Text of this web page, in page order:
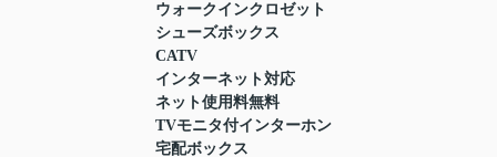
ウォークインクロゼット
シューズボックス
CATV
インターネット対応
ネット使用料無料
TVモニタ付インターホン
宅配ボックス